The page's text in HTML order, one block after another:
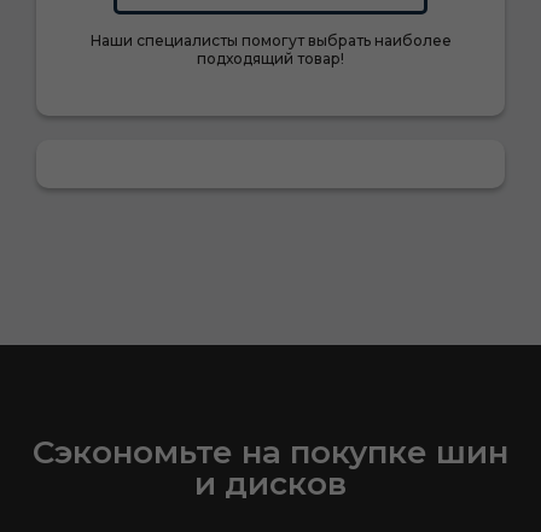
Наши специалисты помогут выбрать наиболее
подходящий товар!
Сэкономьте на покупке шин
и дисков